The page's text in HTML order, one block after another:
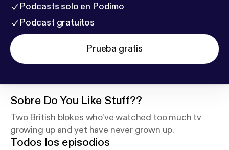
Podcasts solo en Podimo
Podcast gratuitos
Prueba gratis
Sobre Do You Like Stuff??
Two British blokes who've watched too much tv
growing up and yet have never grown up.
Todos los episodios